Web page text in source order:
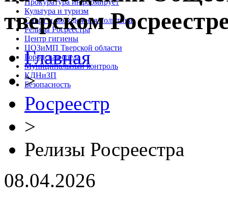
Культура и туризм
Спорт и молодежная политика
Релизы Росреестра
Центр гигиены
ЦОЗиМП Тверской области
Городская среда
Муниципальный контроль
КДНиЗП
Безопасность
тверском
Главная
>
Росреестр
>
Релизы Росреестра
08.04.2026